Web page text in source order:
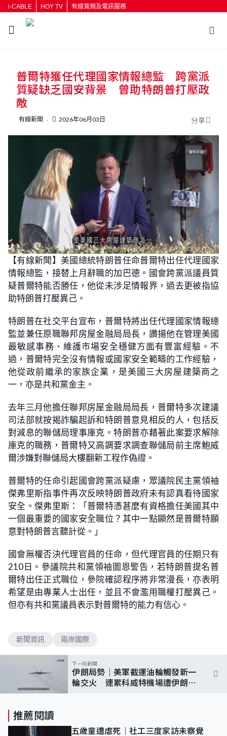
i-CABLE HOY TV 有線寬頻及電訊服務
按輸入鍵開始搜尋
普爾特獲任代理國家情報總監 跨黨派
質疑缺乏國安背景 曾助特朗普打壓政
敵
有線新聞 2026年06月03日 分享
【有線新聞】美國總統特朗普任命普爾特出任代理國家
情報總監，接替上月辭職的加巴德。國會跨黨派議員質
疑普爾特能否勝任，他從未涉足情報界，過去更被指協
助特朗普打壓異己。
特朗普在社交平台宣布，普爾特將出任代理國家情報總
監並兼任原職聯邦房屋金融局局長，讚揚他在管理美國
最敏感事務、維護市場安全穩健方面有豐富經驗。不
過，普爾特完全沒有情報或國家安全範疇的工作經驗，
他從政前繼承的家族企業，是美國三大房屋建築商之
一，亦是共和黨金主。
去年三月他擔任聯邦房屋金融局局長，普爾特多次建議
司法部就按揭詐騙起訴和特朗普意見相反的人，包括反
對減息的聯儲局理事庫克。特朗普亦藉著此案要求解除
庫克的職務，普爾特又高調要求調查聯儲局前主席鮑威
爾涉嫌對聯儲局大樓翻新工程作偽證。
普爾特的任命引起國會跨黨派疑慮，眾議院民主黨領袖
傑弗里斯指事件再次反映特朗普政府未有認真看待國家
安全。傑弗里斯：「普爾特憑甚麼有資格擔任美國其中
一個最重要的國家安全職位？其中一點顯然是普爾特願
意對特朗普言聽計從。」
國會無權否決代理官員的任命，但代理官員的任期只有
210日。參議院共和黨領袖圖恩警告，若特朗普提名普
爾特出任正式職位，參院確認程序將非常漫長，亦表明
希望是由專業人士出任，並且不會濫用職權打壓異己。
但亦有共和黨議員表示對普爾特的能力有信心。
新聞資訊 兩岸國際
下一則新聞
伊朗局勢｜美軍截運油輪觸發新一
輪交火 連累科威特機場遭伊朗炮
推薦閱讀
五歲童遭虐死｜社工三度家訪未察覺